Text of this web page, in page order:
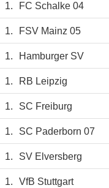
1. FC Schalke 04
1. FSV Mainz 05
1. Hamburger SV
1. RB Leipzig
1. SC Freiburg
1. SC Paderborn 07
1. SV Elversberg
1. VfB Stuttgart